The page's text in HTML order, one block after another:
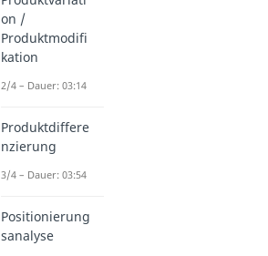
on /
Produktmodifi
kation
2/4 – Dauer: 03:14
Produktdiffere
nzierung
3/4 – Dauer: 03:54
Positionierung
sanalyse